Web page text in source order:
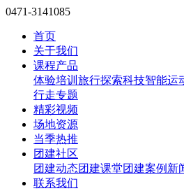
0471-3141085
首页
关于我们
课程产品
体验培训 旅行探索科技智能运
行走专题
精彩视频
场地资源
当季热推
团建社区
团建动态团建课堂团建案例 新
联系我们